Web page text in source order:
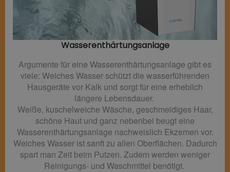
Wasserenthärtungsanlage
Argumente für eine Wasserenthärtungsanlage gibt es
viele: Weiches Wasser schützt die wasserführenden
Hausgeräte vor Kalk und sorgt für eine erheblich
längere Lebensdauer.
Weiße, kuschelweiche Wäsche, geschmeidiges Haar,
schöne Haut und ganz nebenbei beugt eine
Wasserenthärtungsanlage nachweislich Ekzemen vor.
Weiches Wasser ist sanft zu allen Oberflächen. Dadurch
spart man Zeit beim Putzen. Zudem werden weniger
Reinigungs- und Waschmittel benötigt.